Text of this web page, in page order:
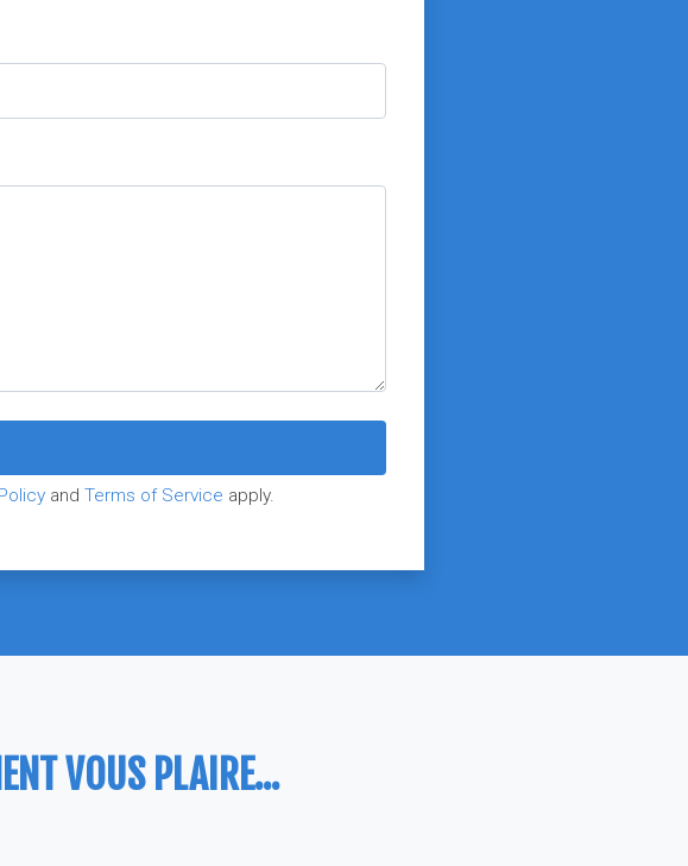
and Terms of Service apply.
VOUS PLAIRE...